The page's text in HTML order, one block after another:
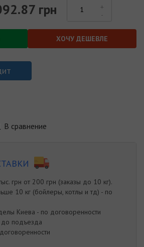
грн
ХОЧУ ДЕШЕВЛЕ
В сравнение
грн от 200 грн (заказы до 10 кг).
10 кг (бойлеры, котлы и тд) - по
Киева - по договоренности
до подъезда